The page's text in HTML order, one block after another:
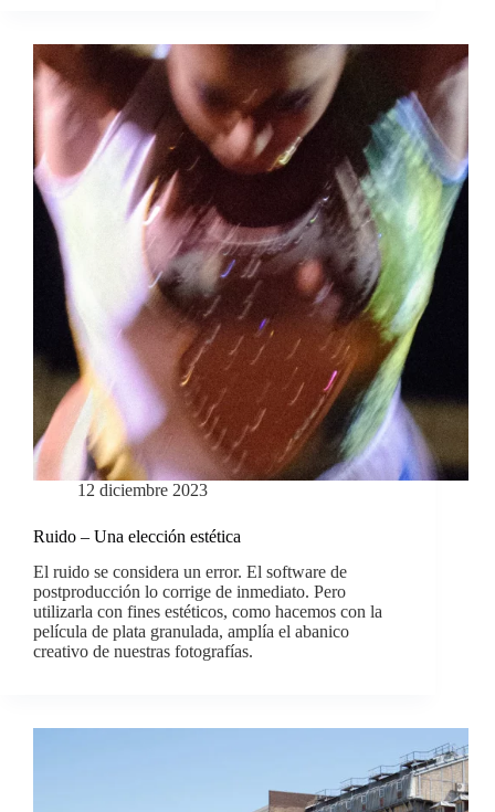
12 diciembre 2023
Ruido – Una elección estética
El ruido se considera un error. El software de
postproducción lo corrige de inmediato. Pero
utilizarla con fines estéticos, como hacemos con la
película de plata granulada, amplía el abanico
creativo de nuestras fotografías.